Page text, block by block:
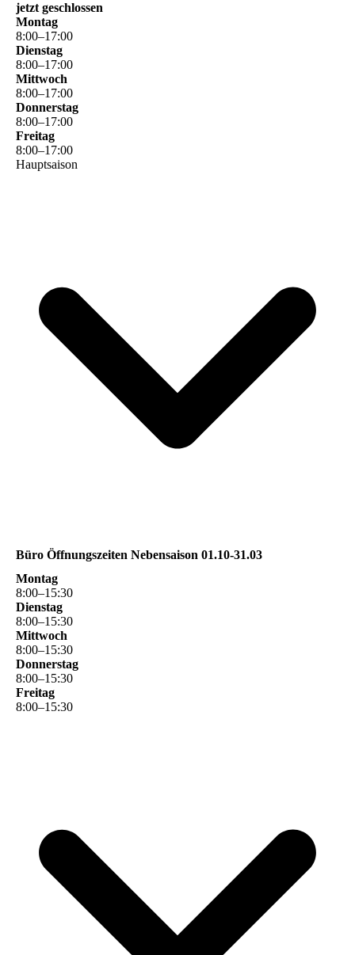
jetzt geschlossen
Montag
8:00–17:00
Dienstag
8:00–17:00
Mittwoch
8:00–17:00
Donnerstag
8:00–17:00
Freitag
8:00–17:00
Hauptsaison
Büro Öffnungszeiten Nebensaison 01.10-31.03
Montag
8:00–15:30
Dienstag
8:00–15:30
Mittwoch
8:00–15:30
Donnerstag
8:00–15:30
Freitag
8:00–15:30